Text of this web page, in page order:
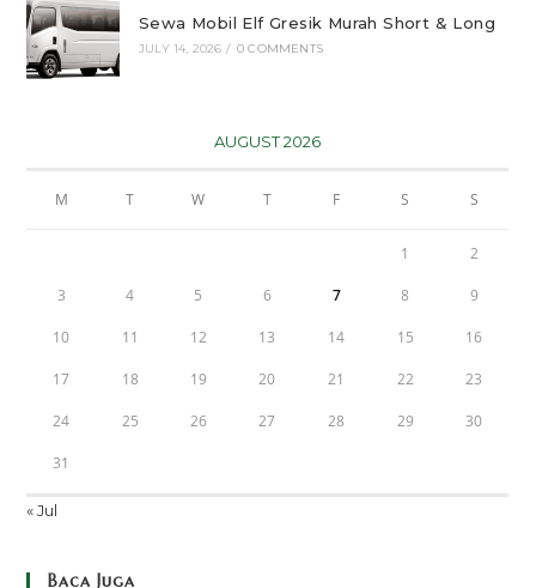
Sewa Mobil Elf Gresik Murah Short & Long
JULY 14, 2026 / 0 COMMENTS
AUGUST 2026
M T W T F S S
1 2
3 4 5 6 7 8 9
10 11 12 13 14 15 16
17 18 19 20 21 22 23
24 25 26 27 28 29 30
31
« Jul
Baca Juga